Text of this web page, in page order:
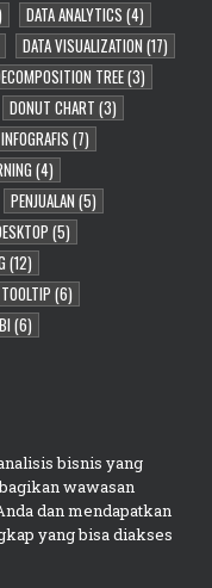
DATA ANALYTICS (4)
DATA VISUALIZATION (17)
TREE(3)
DONUT CHART (3)
INFOGRAFIS (7)
(4)
PENJUALAN (5)
(5)
(12)
TOOLTIP (6)
(6)
bisnis yang
wawasan
dan mendapatkan
yang bisa diakses